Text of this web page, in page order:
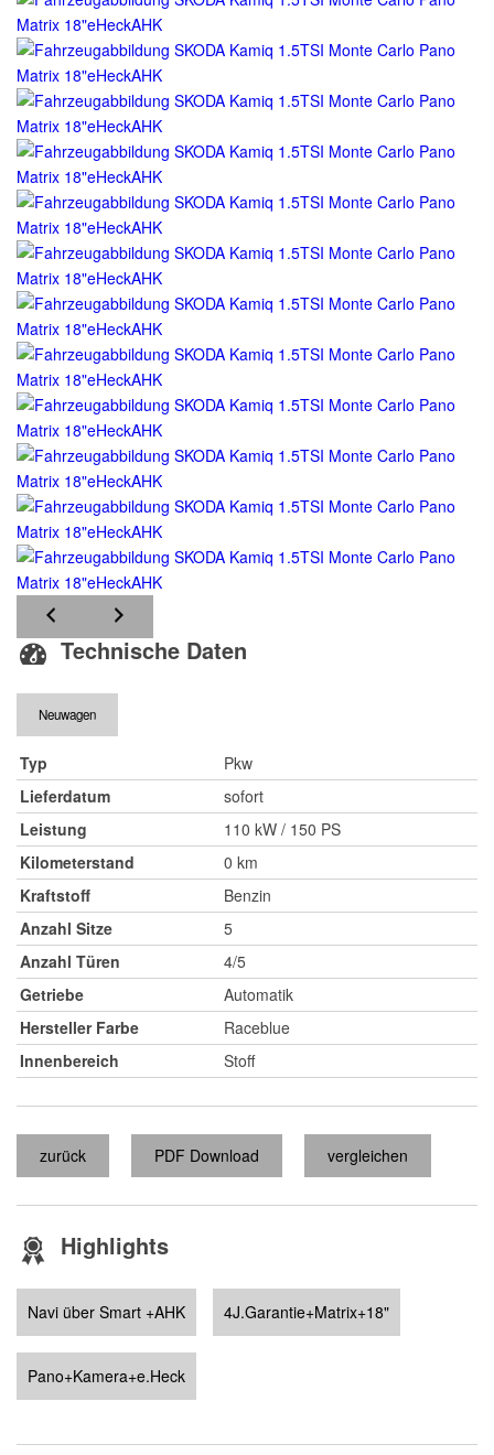
Technische Daten
Neuwagen
Typ
Pkw
Lieferdatum
sofort
Leistung
110 kW / 150 PS
Kilometerstand
0 km
Kraftstoff
Benzin
Anzahl Sitze
5
Anzahl Türen
4/5
Getriebe
Automatik
Hersteller Farbe
Raceblue
Innenbereich
Stoff
zurück PDF Download vergleichen
Highlights
Navi über Smart +AHK 4J.Garantie+Matrix+18"
Pano+Kamera+e.Heck